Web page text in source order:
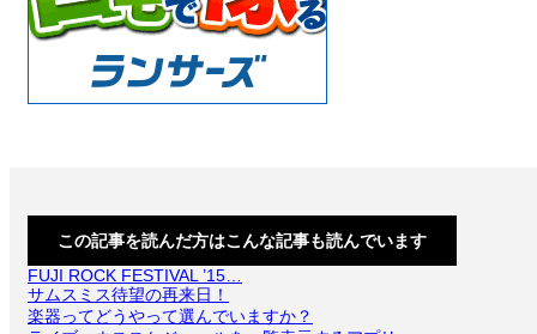
この記事を読んだ方はこんな記事も読んでいます
FUJI ROCK FESTIVAL ’15…
サムスミス待望の再来日！
楽器ってどうやって選んでいますか？